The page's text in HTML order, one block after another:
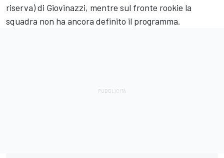
riserva) di Giovinazzi, mentre sul fronte rookie la
squadra non ha ancora definito il programma.